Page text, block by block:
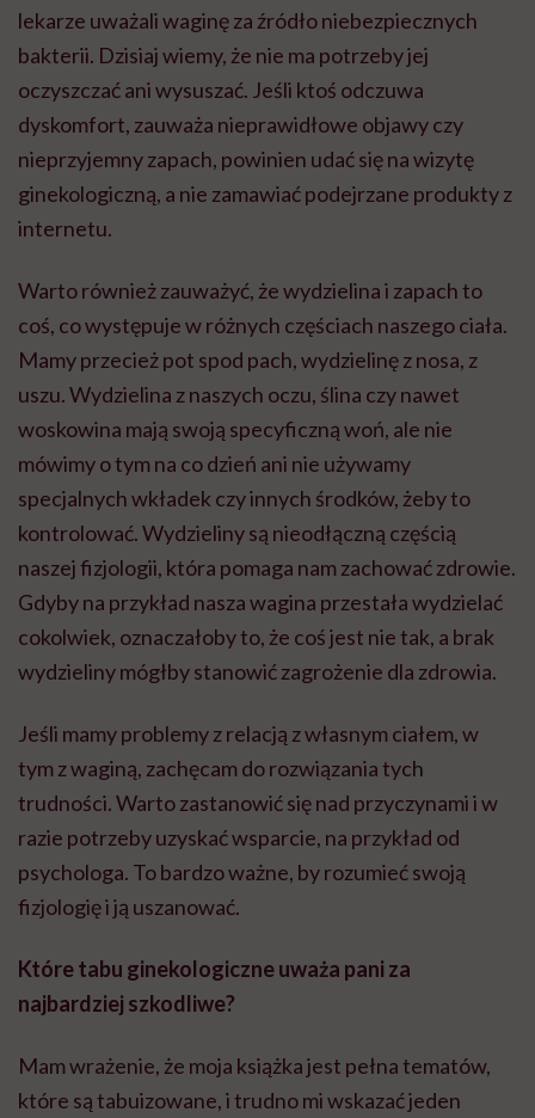
lekarze uważali waginę za źródło niebezpiecznych
bakterii. Dzisiaj wiemy, że nie ma potrzeby jej
oczyszczać ani wysuszać. Jeśli ktoś odczuwa
dyskomfort, zauważa nieprawidłowe objawy czy
nieprzyjemny zapach, powinien udać się na wizytę
ginekologiczną, a nie zamawiać podejrzane produkty z
internetu.
Warto również zauważyć, że wydzielina i zapach to
coś, co występuje w różnych częściach naszego ciała.
Mamy przecież pot spod pach, wydzielinę z nosa, z
uszu. Wydzielina z naszych oczu, ślina czy nawet
woskowina mają swoją specyficzną woń, ale nie
mówimy o tym na co dzień ani nie używamy
specjalnych wkładek czy innych środków, żeby to
kontrolować. Wydzieliny są nieodłączną częścią
naszej fizjologii, która pomaga nam zachować zdrowie.
Gdyby na przykład nasza wagina przestała wydzielać
cokolwiek, oznaczałoby to, że coś jest nie tak, a brak
wydzieliny mógłby stanowić zagrożenie dla zdrowia.
Jeśli mamy problemy z relacją z własnym ciałem, w
tym z waginą, zachęcam do rozwiązania tych
trudności. Warto zastanowić się nad przyczynami i w
razie potrzeby uzyskać wsparcie, na przykład od
psychologa. To bardzo ważne, by rozumieć swoją
fizjologię i ją uszanować.
Które tabu ginekologiczne uważa pani za
najbardziej szkodliwe?
Mam wrażenie, że moja książka jest pełna tematów,
które są tabuizowane, i trudno mi wskazać jeden